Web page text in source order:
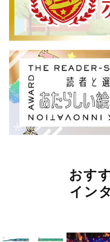
おす
イン